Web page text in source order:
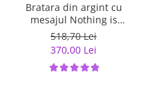
Bratara din argint cu
mesajul Nothing is
Impossible
518,70 Lei
370,00 Lei